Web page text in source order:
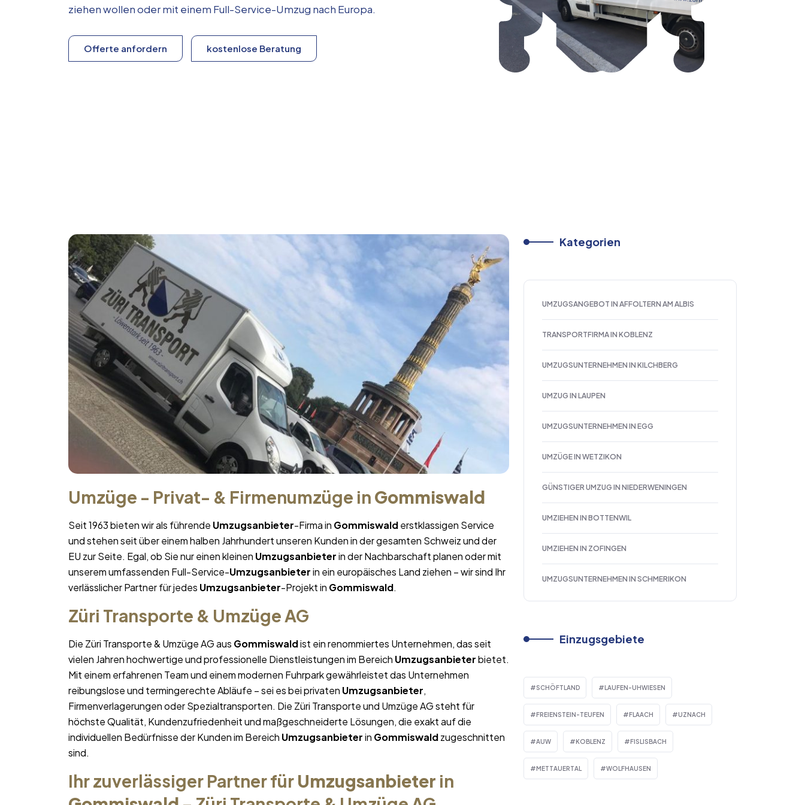
ziehen wollen oder mit einem Full-Service-Umzug nach Europa.
Offerte anfordern kostenlose Beratung
Umzüge - Privat- & Firmenumzüge in Gommiswald
Seit 1963 bieten wir als führende Umzugsanbieter-Firma in Gommiswalderstklassigen Service
und stehen seit über einem halben Jahrhundert unseren Kunden in der gesamten Schweiz und der
EU zur Seite. Egal, ob Sie nur einen kleinen Umzugsanbieterin der Nachbarschaft planen oder mit
unserem umfassenden Full-Service-Umzugsanbieterin ein europäisches Land ziehen – wir sind Ihr
verlässlicher Partner für jedes Umzugsanbieter-Projekt in Gommiswald.
Züri Transporte & Umzüge AG
Die Züri Transporte & Umzüge AG aus Gommiswaldist ein renommiertes Unternehmen, das seit
vielen Jahren hochwertige und professionelle Dienstleistungen im Bereich Umzugsanbieterbietet.
Mit einem erfahrenen Team und einem modernen Fuhrpark gewährleistet das Unternehmen
reibungslose und termingerechte Abläufe – sei es bei privaten Umzugsanbieter,
Firmenverlagerungen oder Spezialtransporten. Die Züri Transporte und Umzüge AG steht für
höchste Qualität, Kundenzufriedenheit und maßgeschneiderte Lösungen, die exakt auf die
individuellen Bedürfnisse der Kunden im Bereich Umzugsanbieterin Gommiswaldzugeschnitten
sind.
Ihr zuverlässiger Partner für Umzugsanbieter in
Kategorien
UMZUGSANGEBOT IN AFFOLTERN AM ALBIS
TRANSPORTFIRMA IN KOBLENZ
UMZUGSUNTERNEHMEN IN KILCHBERG
UMZUG IN LAUPEN
UMZUGSUNTERNEHMEN IN EGG
UMZÜGE IN WETZIKON
GÜNSTIGER UMZUG IN NIEDERWENINGEN
UMZIEHEN IN BOTTENWIL
UMZIEHEN IN ZOFINGEN
UMZUGSUNTERNEHMEN IN SCHMERIKON
Einzugsgebiete
SCHÖFTLAND LAUFEN-UHWIESEN
FREIENSTEIN-TEUFEN FLAACH UZNACH
AUW KOBLENZ FISLISBACH
METTAUERTAL WOLFHAUSEN